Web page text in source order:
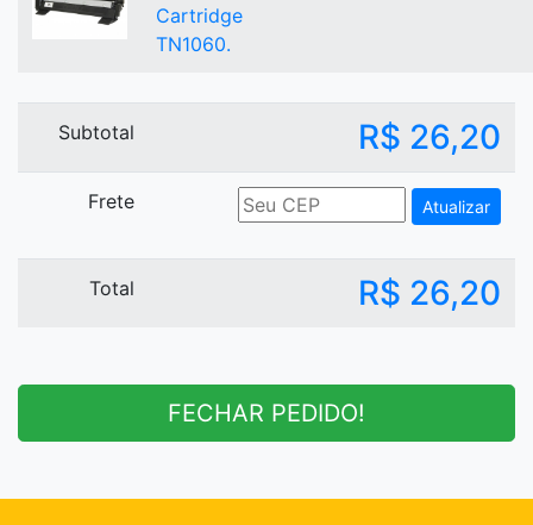
Cartridge
TN1060.
Subtotal R$ 26,20
Frete Atualizar
Total R$ 26,20
FECHAR PEDIDO!